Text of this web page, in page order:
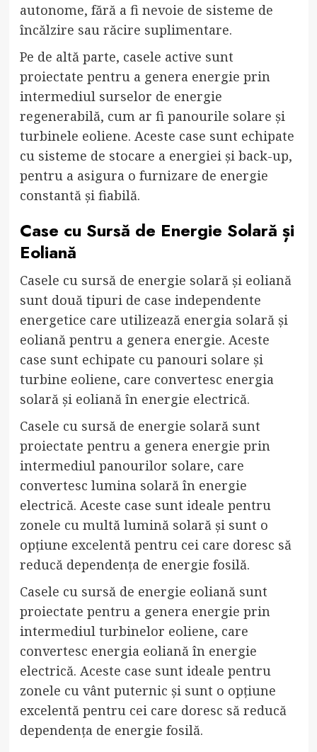
autonome, fără a fi nevoie de sisteme de
încălzire sau răcire suplimentare.
Pe de altă parte, casele active sunt
proiectate pentru a genera energie prin
intermediul surselor de energie
regenerabilă, cum ar fi panourile solare și
turbinele eoliene. Aceste case sunt echipate
cu sisteme de stocare a energiei și back-up,
pentru a asigura o furnizare de energie
constantă și fiabilă.
Case cu Sursă de Energie Solară și
Eoliană
Casele cu sursă de energie solară și eoliană
sunt două tipuri de case independente
energetice care utilizează energia solară și
eoliană pentru a genera energie. Aceste
case sunt echipate cu panouri solare și
turbine eoliene, care convertesc energia
solară și eoliană în energie electrică.
Casele cu sursă de energie solară sunt
proiectate pentru a genera energie prin
intermediul panourilor solare, care
convertesc lumina solară în energie
electrică. Aceste case sunt ideale pentru
zonele cu multă lumină solară și sunt o
opțiune excelentă pentru cei care doresc să
reducă dependența de energie fosilă.
Casele cu sursă de energie eoliană sunt
proiectate pentru a genera energie prin
intermediul turbinelor eoliene, care
convertesc energia eoliană în energie
electrică. Aceste case sunt ideale pentru
zonele cu vânt puternic și sunt o opțiune
excelentă pentru cei care doresc să reducă
dependența de energie fosilă.